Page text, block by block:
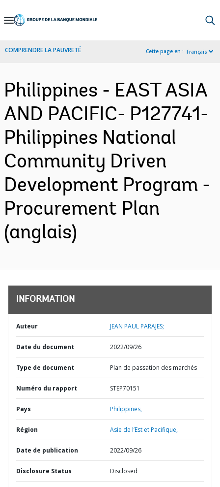
Skip
Navigation
COMPRENDRE LA PAUVRETÉ Cette page en : Français
Philippines - EAST ASIA
AND PACIFIC- P127741-
Philippines National
Community Driven
Development Program -
Procurement Plan
(anglais)
INFORMATION
Auteur JEAN PAUL PARAJES;
Date du document 2022/09/26
Type de document Plan de passation des marchés
Numéro du rapport STEP70151
Pays Philippines,
Région Asie de l’Est et Pacifique,
Date de publication 2022/09/26
Disclosure Status Disclosed